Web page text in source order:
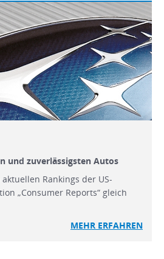
und zuverlässigsten Autos
Rankings der US-
„Consumer Reports“ gleich
MEHR ERFAHREN